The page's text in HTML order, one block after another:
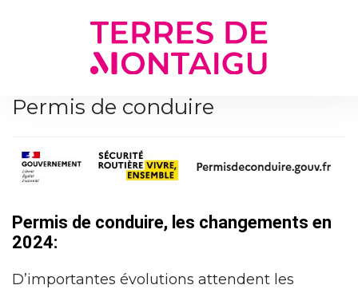
Permis de conduire
Permis de conduire, les changements en
2024:
D’importantes évolutions attendent les